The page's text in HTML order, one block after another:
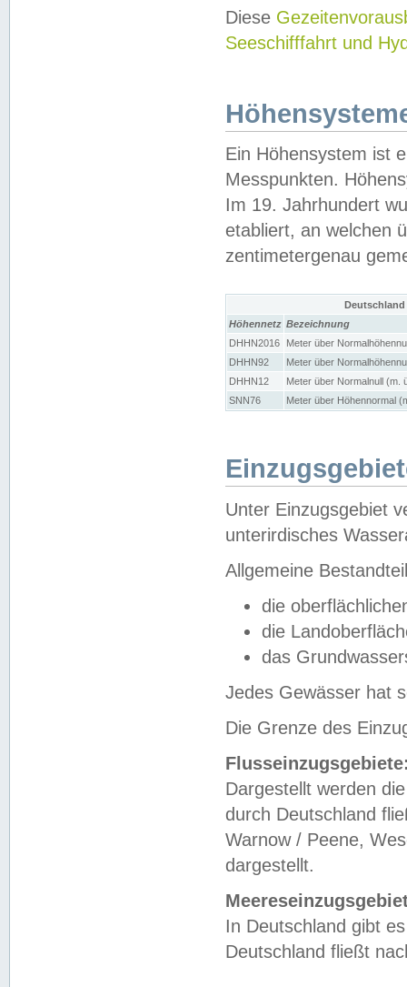
Diese
Seeschifffahrt und
Ein Höhensystem ist
Messpunkten.
Im 19. Jahrhundert
etabliert, an welchen
zentimetergenau
Höhennetz Bezeichnung
DHHN2016
Meter über
DHHN92
Meter über
DHHN12
Meter über Normalnull (m.
SNN76
Meter über Höhennormal
Unter Einzugsgebiet
unterirdisches
Allgemeine
die
die
das
Jedes Gewässer hat
Die Grenze des
Dargestellt werden
durch Deutschland
Warnow / Peene,
dargestellt.
In Deutschland gibt
Deutschland fließt